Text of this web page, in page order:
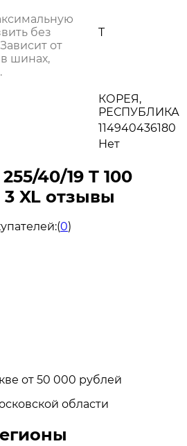
без
от
шинах,
T
КОРЕЯ,
РЕСПУБЛИКА
114940436180
Нет
40/19 T 100
XL отзывы
(0)
от 50 000 рублей
области